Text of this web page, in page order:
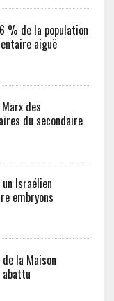
% de la population
aiguë
des
du secondaire
Israélien
embryons
la Maison